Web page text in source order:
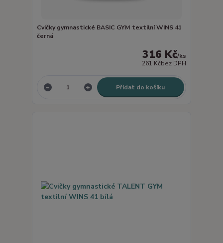
Cvičky gymnastické BASIC GYM textilní WINS 41
černá
316 Kč/ks
261 Kčbez DPH
Přidat do košíku